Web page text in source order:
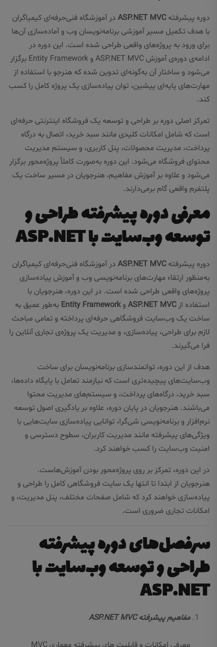
دوره پیشرفته ASP.NET MVC در آموزشگاه فنی‌حرفه‌ای کیمیاگران
با هدف تکمیل مسیر آموزشی برنامه‌نویسان وب و آماده‌سازی آن‌ها
برای ورود به پروژه‌های واقعی طراحی شده است. این دوره در
ادامه‌ی دوره‌ی آموزش ASP.NET MVC و Entity Framework برگزار
می‌شود و ساختار آن به‌گونه‌ای تدوین شده که هنرجو با استفاده از
مهارت‌های پایه‌ای پیشین، توان پیاده‌سازی یک پروژه کامل را کسب
کند.
تمرکز اصلی دوره بر طراحی و توسعه یک فروشگاه اینترنتی حرفه‌ای
است که شامل امکانات کلیدی مانند سبد خرید، اتصال به درگاه
پرداخت، مدیریت محصولات، پنل کاربری، و سیستم مدیریت
محتوای فروشگاه می‌شود. این دوره به‌صورت کاملاً پروژه‌محور برگزار
می‌شود و علاوه بر آموزش مفاهیم، هنرجویان در مسیر ساخت یک
پلتفرم واقعی گام برمی‌دارند.
معرفی دوره پیشرفته طراحی و
توسعه وب‌سایت با ASP.NET
دوره پیشرفته ASP.NET MVC در آموزشگاه فنی‌حرفه‌ای کیمیاگران
به‌منظور ارتقاء مهارت‌های برنامه‌نویسی وب و آموزش پیاده‌سازی
پروژه‌های واقعی طراحی شده است. در این دوره، هنرجویان با
استفاده از ASP.NET MVC وEntity Framework به‌طور عمیق به
ساخت یک وب‌سایت فروشگاهی حرفه‌ای پرداخته و تمامی مباحث
لازم برای طراحی، پیاده‌سازی، و مدیریت یک پروژه‌ی تجاری آنلاین را
فرا می‌گیرند.
هدف از این دوره، توانمندسازی برنامه‌نویسان برای ساخت
وب‌سایت‌های پیچیده‌تری است که نیازمند تعامل با پایگاه داده‌ها،
سبد خرید، درگاه‌های پرداخت، و سیستم‌های مدیریت محتوا
می‌باشند. هنرجویان در پایان دوره، علاوه بر یادگیری اصول توسعه
نرم‌افزار و برنامه‌نویسی شی‌گرا، توانایی پیاده‌سازی سایت‌هایی با
ویژگی‌های پیشرفته مانند مدیریت کاربران، سطوح دسترسی و
امنیت وب‌سایت را کسب خواهند کرد.
در این دوره، تمرکز بر روی پروژه‌محور بودن آموزش‌هاست.
هنرجویان از ابتدا تا انتها یک سایت فروشگاهی کامل را طراحی و
پیاده‌سازی خواهند کرد که شامل صفحات مختلف، پنل مدیریت، و
امکانات تجاری ضروری است.
سرفصل‌های دوره پیشرفته
طراحی و توسعه وب‌سایت با
ASP.NET
مفاهیم پیشرفته ASP.NET MVC